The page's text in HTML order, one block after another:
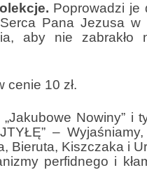
Poprowadzi je
Pana Jezusa w
aby nie zabrakło
cenie 10 zł.
Nowiny” i
–
Bieruta, Kiszczaka i
perfidnego i